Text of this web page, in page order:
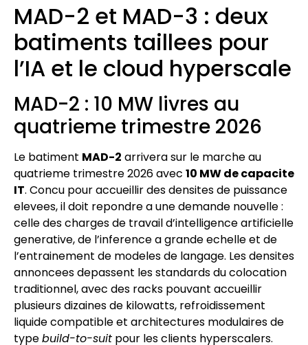
MAD-2 et MAD-3 : deux
batiments taillees pour
l’IA et le cloud hyperscale
MAD-2 : 10 MW livres au
quatrieme trimestre 2026
Le batiment MAD-2 arrivera sur le marche au
quatrieme trimestre 2026 avec 10 MW de capacite
IT. Concu pour accueillir des densites de puissance
elevees, il doit repondre a une demande nouvelle :
celle des charges de travail d’intelligence artificielle
generative, de l’inference a grande echelle et de
l’entrainement de modeles de langage. Les densites
annoncees depassent les standards du colocation
traditionnel, avec des racks pouvant accueillir
plusieurs dizaines de kilowatts, refroidissement
liquide compatible et architectures modulaires de
typebuild-to-suit pour les clients hyperscalers.